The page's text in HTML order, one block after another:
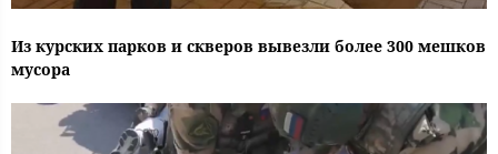
Из курских парков и скверов вывезли более 300 мешков
мусора